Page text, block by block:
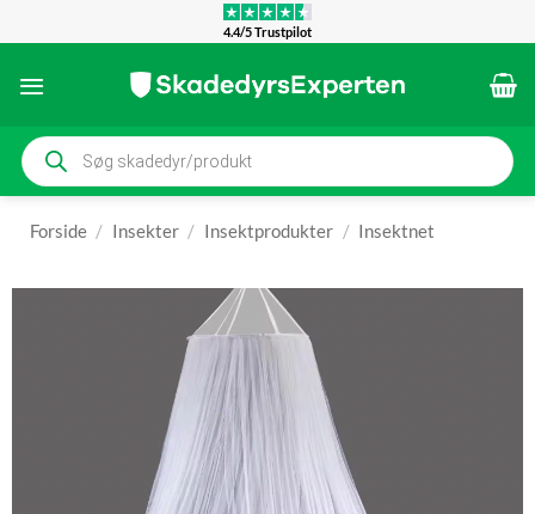
til
4.4/5 Trustpilot
Products
search
Forside / Insekter / Insektprodukter / Insektnet